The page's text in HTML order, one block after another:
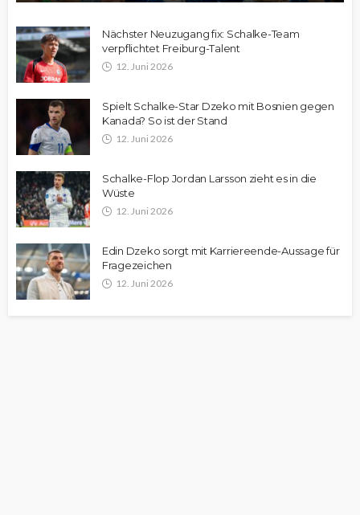
Nächster Neuzugang fix: Schalke-Team
verpflichtet Freiburg-Talent
12. Juni 2026
Spielt Schalke-Star Dzeko mit Bosnien gegen
Kanada? So ist der Stand
12. Juni 2026
Schalke-Flop Jordan Larsson zieht es in die
Wüste
12. Juni 2026
Edin Dzeko sorgt mit Karriereende-Aussage für
Fragezeichen
12. Juni 2026